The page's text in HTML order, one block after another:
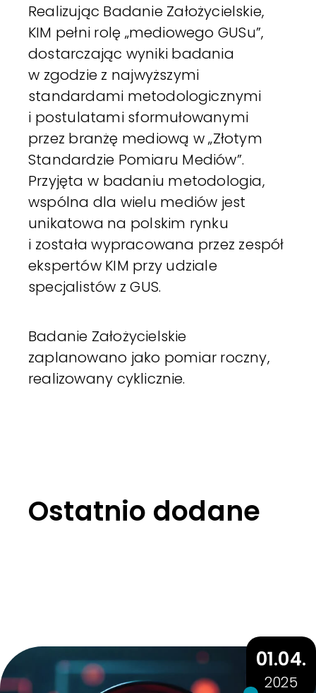
Realizując Badanie Założycielskie,
KIM pełni rolę „mediowego GUSu”,
dostarczając wyniki badania
w zgodzie z najwyższymi
standardami metodologicznymi
i postulatami sformułowanymi
przez branżę mediową w „Złotym
Standardzie Pomiaru Mediów”.
Przyjęta w badaniu metodologia,
wspólna dla wielu mediów jest
unikatowa na polskim rynku
i została wypracowana przez zespół
ekspertów KIM przy udziale
specjalistów z GUS.
Badanie Założycielskie
zaplanowano jako pomiar roczny,
realizowany cyklicznie.
Ostatnio dodane
01.04.
2025